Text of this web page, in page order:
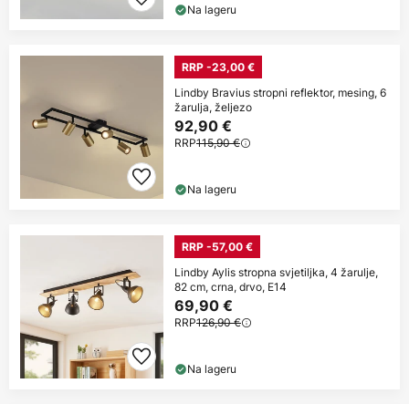
Na lageru
RRP -23,00 €
Lindby Bravius stropni reflektor, mesing, 6
žarulja, željezo
92,90 €
RRP115,90 €
Na lageru
RRP -57,00 €
Lindby Aylis stropna svjetiljka, 4 žarulje,
82 cm, crna, drvo, E14
69,90 €
RRP126,90 €
Na lageru